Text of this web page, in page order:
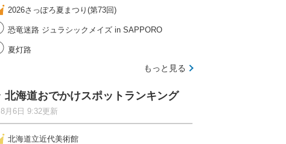
2026さっぽろ夏まつり(第73回)
恐竜迷路 ジュラシックメイズ in SAPPORO
夏灯路
もっと見る
北海道おでかけスポットランキング
8月6日 9:32更新
北海道立近代美術館